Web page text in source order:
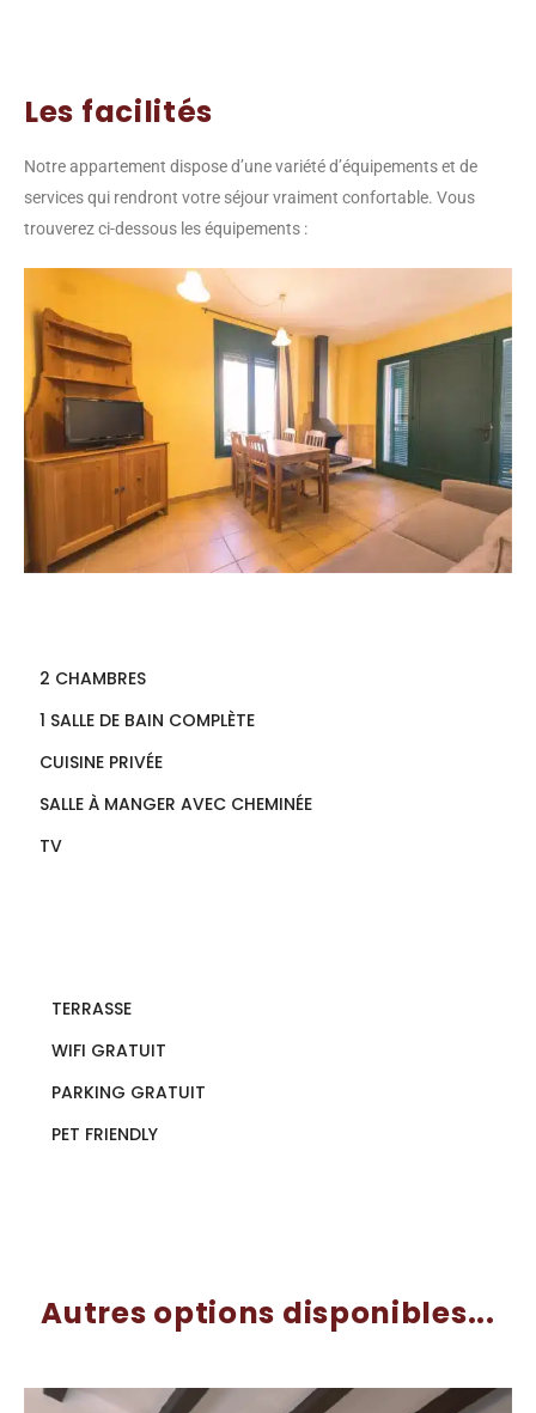
Les facilités
Notre appartement dispose d’une variété d’équipements et de
services qui rendront votre séjour vraiment confortable. Vous
trouverez ci-dessous les équipements :
2 CHAMBRES
1 SALLE DE BAIN COMPLÈTE
CUISINE PRIVÉE
SALLE À MANGER AVEC CHEMINÉE
TV
TERRASSE
WIFI GRATUIT
PARKING GRATUIT
PET FRIENDLY
Autres options disponibles...